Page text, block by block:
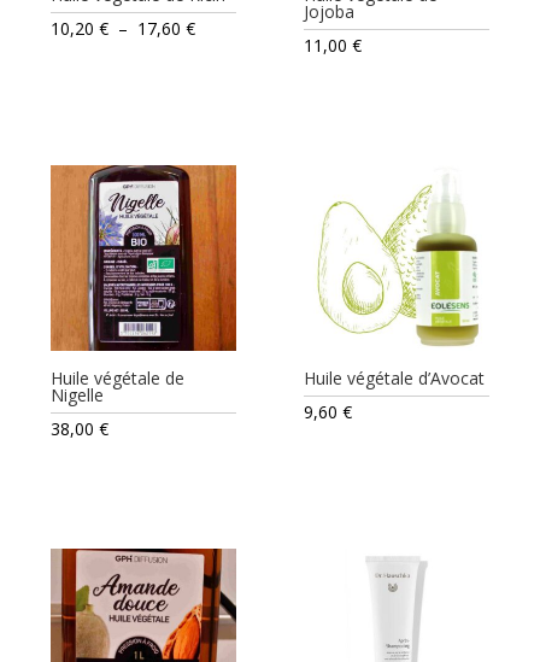
10,20€ – 17,60€Plage
17,60 €
Jojoba
11,00€
Huile végétale de
Nigelle
38,00€
Huile végétale d’Avocat
9,60€